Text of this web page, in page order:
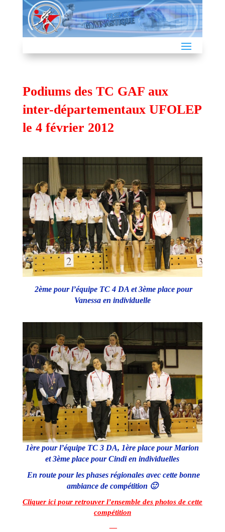
Podiums des TC GAF aux
inter-départementaux UFOLEP
le 4 février 2012
2ème pour l’équipe TC 4 DA et 3ème place pour
Vanessa en individuelle
1ère pour l’équipe TC 3 DA, 1ère place pour Marion
et 3ème place pour Cindi en individuelles
En route pour les phases régionales avec cette bonne
ambiance de compétition 🙂
Cliquer ici pour retrouver l’ensemble des photos de cette
compétition
—